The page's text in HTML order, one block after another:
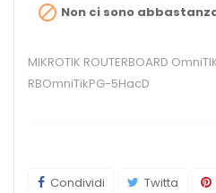
 Non ci sono
MIKROTIK ROUTERBOARD
RBOmniTikPG-5HacD
Condividi Twitta